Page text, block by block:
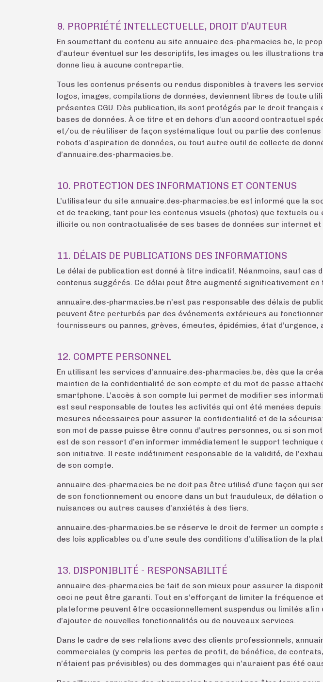
9. PROPRIÉTÉ INTELLECTUELLE, DROIT D’AUTEUR
En soumettant du contenu au site annuaire.des-pharmacies.be, le
d’auteur éventuel sur les descriptifs, les images ou les illustrations
donne lieu à aucune contrepartie.
Tous les contenus présents ou rendus disponibles à travers les
logos, images, compilations de données, deviennent libres de toute
présentes CGU. Dès publication, ils sont protégés par le droit
bases de données. À ce titre et en dehors d’un accord contractuel
et/ou de réutiliser de façon systématique tout ou partie des
robots d’aspiration de données, ou tout autre outil de collecte de
d’annuaire.des-pharmacies.be.
10. PROTECTION DES INFORMATIONS ET CONTENUS
L’utilisateur du site annuaire.des-pharmacies.be est informé que la
et de tracking, tant pour les contenus visuels (photos) que textuels
illicite ou non contractualisée de ses bases de données sur internet
11. DÉLAIS DE PUBLICATIONS DES INFORMATIONS
Le délai de publication est donné à titre indicatif. Néanmoins, sauf
contenus suggérés. Ce délai peut être augmenté significativement
annuaire.des-pharmacies.be n’est pas responsable des délais de
peuvent être perturbés par des événements extérieurs au
fournisseurs ou pannes, grèves, émeutes, épidémies, état
12. COMPTE PERSONNEL
En utilisant les services d’annuaire.des-pharmacies.be, dès que la
maintien de la confidentialité de son compte et du mot de passe
smartphone. L’accès à son compte lui permet de modifier ses
est seul responsable de toutes les activités qui ont été menées
mesures nécessaires pour assurer la confidentialité et de la
son mot de passe puisse être connu d’autres personnes, ou si son
est de son ressort d’en informer immédiatement le support technique
son initiative. Il reste indéfiniment responsable de la validité, de
de son compte.
annuaire.des-pharmacies.be ne doit pas être utilisé d’une façon qui
de son fonctionnement ou encore dans un but frauduleux, de
nuisances ou autres causes d’anxiétés à des tiers.
annuaire.des-pharmacies.be se réserve le droit de fermer un compte
des lois applicables ou d’une seule des conditions d’utilisation de la
13. DISPONIBLITÉ - RESPONSABILITÉ
annuaire.des-pharmacies.be fait de son mieux pour assurer la
ceci ne peut être garanti. Tout en s’efforçant de limiter la fréquence
plateforme peuvent être occasionnellement suspendus ou limités
d’ajouter de nouvelles fonctionnalités ou de nouveaux services.
Dans le cadre de ses relations avec des clients professionnels,
commerciales (y compris les pertes de profit, de bénéfice, de
n’étaient pas prévisibles) ou des dommages qui n’auraient pas été